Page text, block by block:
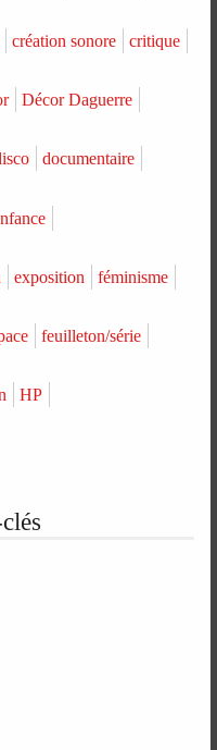
création sonore critique
Décor Daguerre
documentaire
exposition féminisme
feuilleton/série
HP